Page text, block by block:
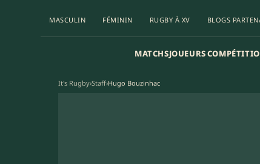
MASCULIN FÉMININ RUGBY À XV BLOGS
MATCHSJOUEURS
It's Rugby›Staff›Hugo Bouzinhac